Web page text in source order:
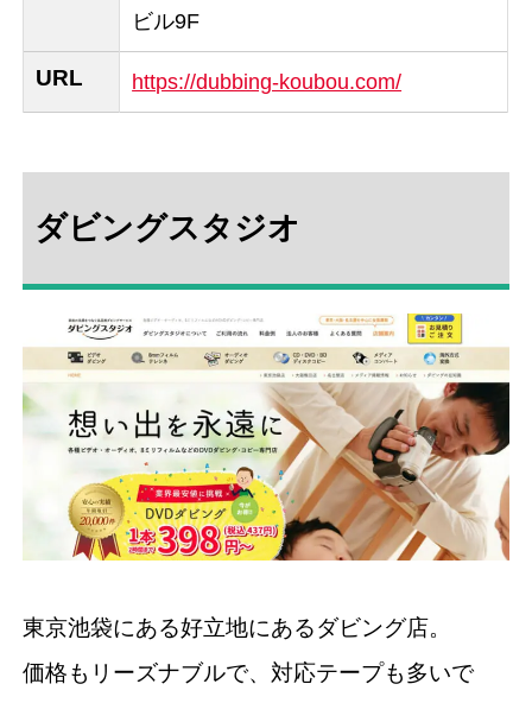
ビル9F
URL https://dubbing-koubou.com/
ダビングスタジオ
東京池袋にある好立地にあるダビング店。
価格もリーズナブルで、対応テープも多いで